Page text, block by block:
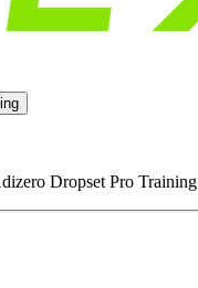
Dropset Pro Training